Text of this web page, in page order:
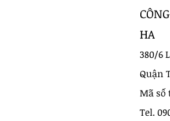
HA
380/6
Quận
Mã số
Tel.